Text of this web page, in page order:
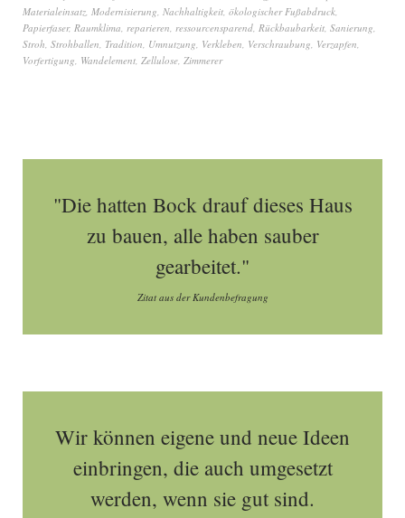
Materialeinsatz Modernisierung Nachhaltigkeit ökologischer Fußabdruck
Papierfaser, Raumklima reparieren ressourcensparend Rückbaubarkeit Sanierung
Stroh Strohballen Tradition Umnutzung Verkleben Verschraubung Verzapfen
Vorfertigung Wandelement Zellulose Zimmerer
"Die hatten Bock drauf dieses Haus
zu bauen, alle haben sauber
gearbeitet."
Zitat aus der Kundenbefragung
Wir können eigene und neue Ideen
einbringen, die auch umgesetzt
werden, wenn sie gut sind.